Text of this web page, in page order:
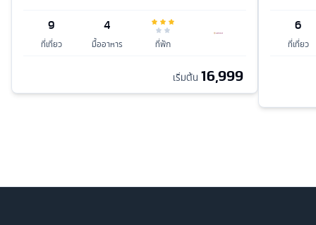
9
ที่เที่ยว
4
มื้ออาหาร ที่พัก
เริ่มต้น 16,999
6
ที่เที่ยว